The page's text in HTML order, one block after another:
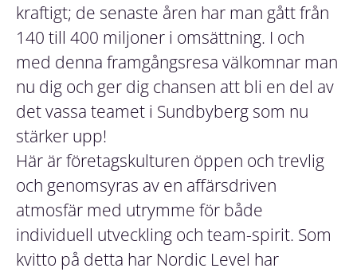
kraftigt; de senaste åren har man gått från
140 till 400 miljoner i omsättning. I och
med denna framgångsresa välkomnar man
nu dig och ger dig chansen att bli en del av
det vassa teamet i Sundbyberg som nu
stärker upp!
Här är företagskulturen öppen och trevlig
och genomsyras av en affärsdriven
atmosfär med utrymme för både
individuell utveckling och team-spirit. Som
kvitto på detta har Nordic Level har